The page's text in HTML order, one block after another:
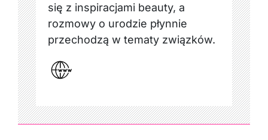
się z inspiracjami beauty, a
rozmowy o urodzie płynnie
przechodzą w tematy związków.